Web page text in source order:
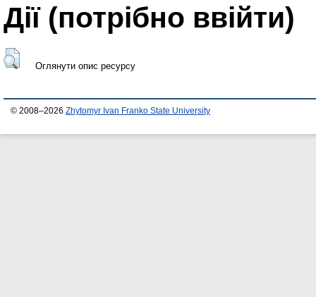
Дії ​​(потрібно ввійти)
Оглянути опис ресурсу
© 2008–2026 Zhytomyr Ivan Franko State University